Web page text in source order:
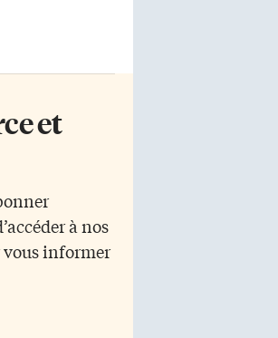
et
à nos
vous informer